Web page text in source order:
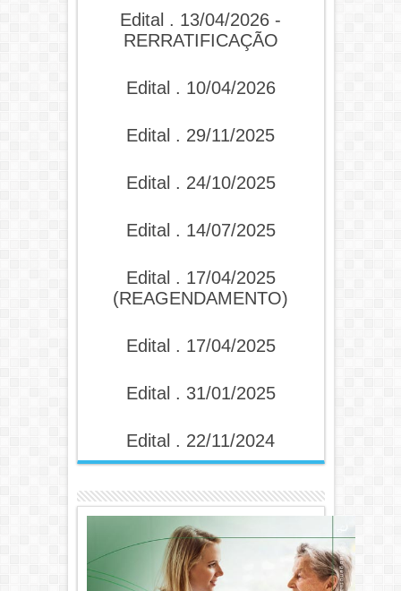
Edital . 13/04/2026 -
RERRATIFICAÇÃO
Edital . 10/04/2026
Edital . 29/11/2025
Edital . 24/10/2025
Edital . 14/07/2025
Edital . 17/04/2025
(REAGENDAMENTO)
Edital . 17/04/2025
Edital . 31/01/2025
Edital . 22/11/2024